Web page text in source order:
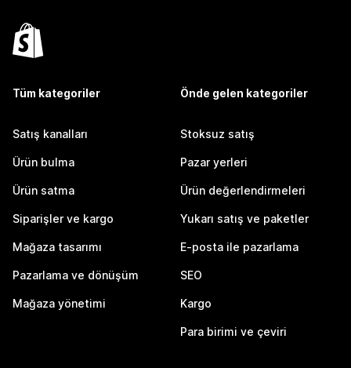
Tüm kategoriler
Satış kanalları
Ürün bulma
Ürün satma
Siparişler ve kargo
Mağaza tasarımı
Pazarlama ve dönüşüm
Mağaza yönetimi
Önde gelen kategoriler
Stoksuz satış
Pazar yerleri
Ürün değerlendirmeleri
Yukarı satış ve paketler
E-posta ile pazarlama
SEO
Kargo
Para birimi ve çeviri